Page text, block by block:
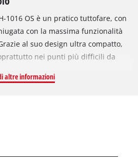
1016 OS è un pratico tuttofare, con
con la massima funzionalità
al suo design ultra compatto,
nei punti più difficili da
che permette di sostituire la
della polvere attivo con sacchetto di
può anche essere collegato
altre informazioni